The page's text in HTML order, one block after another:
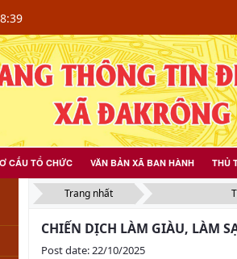
CẤU TỔ CHỨC VĂN BẢN XÃ BAN HÀNH THỦ
Trang nhất
CHIẾN DỊCH LÀM GIÀU, LÀM
Post date: 22/10/2025